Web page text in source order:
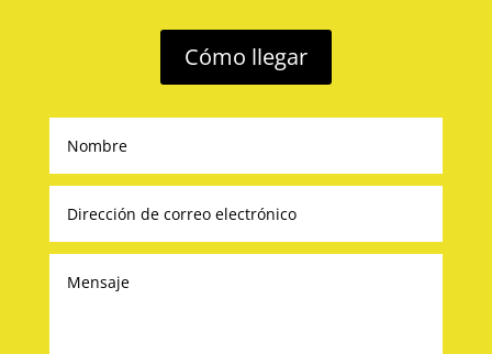
Cómo llegar